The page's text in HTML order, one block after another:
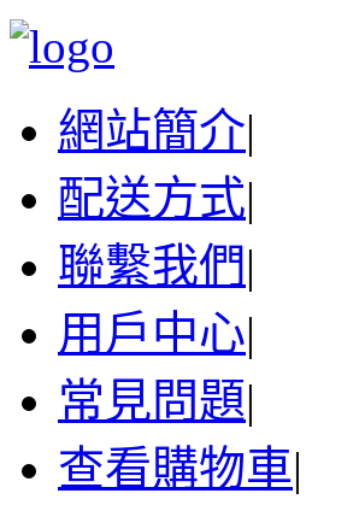
網站簡介|
配送方式|
聯繫我們|
用戶中心|
常見問題|
查看購物車|